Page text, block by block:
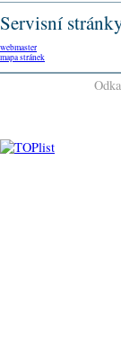
Servisní
webmaster
mapa stránek